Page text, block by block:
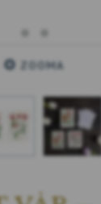
ZOOMA